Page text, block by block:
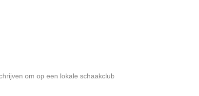
om op een lokale schaakclub